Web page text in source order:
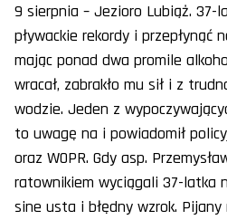
9 sierpnia – Jezioro Lubiąż. 37-
pływackie rekordy i przepłynąć
mając ponad dwa promile
wracał, zabrakło mu sił i z
wodzie. Jeden z
to uwagę na i powiadomił
oraz WOPR. Gdy asp.
ratownikiem wyciągali 37-latka
sine usta i błędny wzrok.